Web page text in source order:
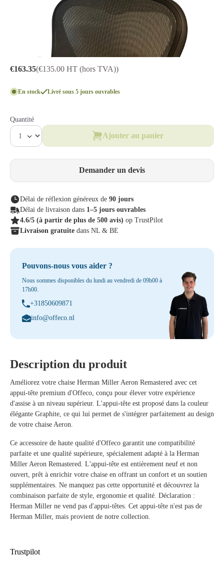
€163.35(€135.00 HT (hors TVA))
En stock Livré sous 5 jours ouvrables
Quantité
Ajouter au panier
Demander un devis
Délai de réflexion généreux de 90 jours
Délai de livraison dans 1–5 jours ouvrables
4.6/5 (à partir de plus de 500 avis) op TrustPilot
Livraison gratuite dans NL & BE
Pouvons-nous vous aider ?
Nous sommes disponibles du lundi au vendredi de 09h00 à
17h00.
+31850609871
info@offeco.nl
Description du produit
Améliorez votre chaise Herman Miller Aeron Remastered avec cet
appui-tête premium d'Offeco, conçu pour élever votre expérience
d'assise à un niveau supérieur. L'appui-tête est proposé dans la couleur
élégante Graphite, ce qui lui permet de s'intégrer parfaitement au design
de votre chaise Aeron.
Ce accessoire de haute qualité d'Offeco garantit une compatibilité
parfaite et une qualité supérieure, spécialement adapté à la Herman
Miller Aeron Remastered. L'appui-tête est entièrement neuf et non
ouvert, prêt à enrichir votre chaise en offrant un confort et un soutien
supplémentaires. Ne manquez pas cette opportunité et découvrez la
combinaison parfaite de style, ergonomie et qualité. Déclaration :
Herman Miller ne vend pas d'appui-têtes. Cet appui-tête n'est pas de
Herman Miller, mais provient de notre collection.
Trustpilot